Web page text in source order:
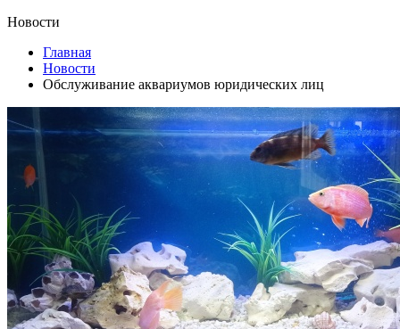
Новости
Главная
Новости
Обслуживание аквариумов юридических лиц